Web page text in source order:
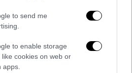
to send me
to enable storage
cookies on web orνοσήματα 1